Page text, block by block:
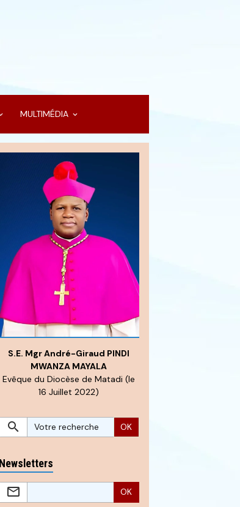
MULTIMÉDIA
S.E. Mgr André-Giraud PINDI
MWANZA MAYALA
Evêque du Diocèse de Matadi (le
16 Juillet 2022)
OK
Newsletters
OK